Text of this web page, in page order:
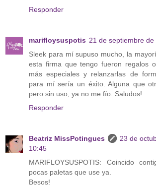
Responder
marifloysuspotis 21 de septiembre
Sleek para mí supuso mucho, la
esta firma que tengo fueron regalos
más especiales y relanzarlas de
para mí sería un éxito. Alguna que
pero sin uso, ya no me fío. Saludos!
Responder
Beatriz MissPotingues
23 de
10:45
MARIFLOYSUSPOTIS: Coincido
pocas paletas que use ya.
Besos!